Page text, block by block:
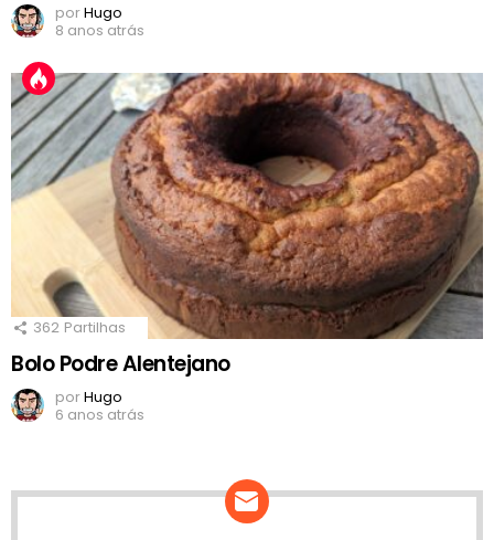
porHugo
8 anos atrás
362 Partilhas
Bolo Podre Alentejano
porHugo
6 anos atrás